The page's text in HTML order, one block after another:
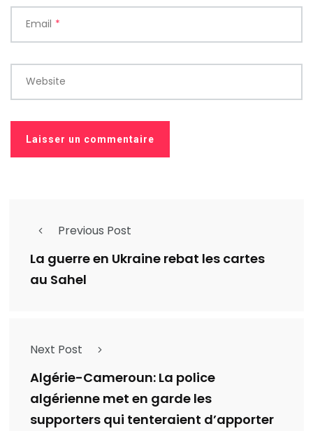
Email *
Website
Previous Post
La guerre en Ukraine rebat les cartes
au Sahel
Next Post
Algérie-Cameroun: La police
algérienne met en garde les
supporters qui tenteraient d’apporter